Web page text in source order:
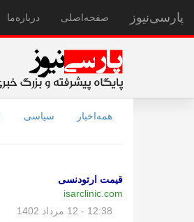
پارسی‌نیوز صفحه‌اصلی درباره‌ما
همه‌اخبار سیاسی
قیمت ارتودنسی
isarclinic.com
12:38 - 12 مرداد 1402